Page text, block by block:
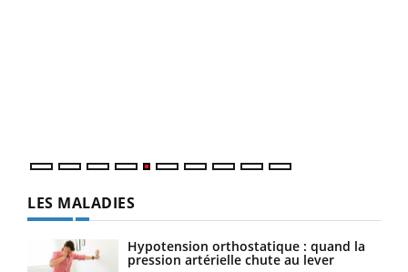
LES MALADIES
Hypotension orthostatique : quand la
pression artérielle chute au lever